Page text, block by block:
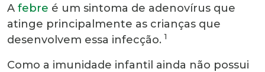
A febre é um sintoma de adenovírus que
atinge principalmente as crianças que
desenvolvem essa infecção. 1
Como a imunidade infantil ainda não possui